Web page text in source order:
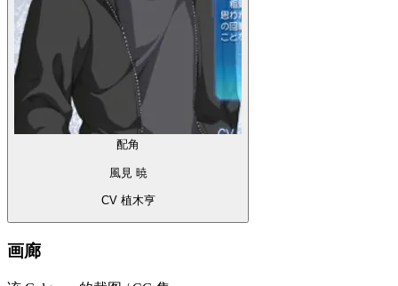
配角
風見 暁
CV 植木亨
画廊